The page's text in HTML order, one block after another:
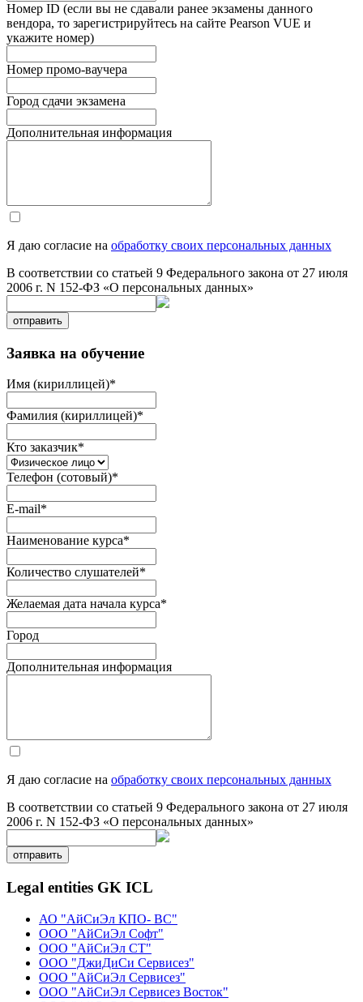
Номер ID (если вы не сдавали ранее экзамены данного
вендора, то зарегистрируйтесь на сайте Pearson VUE и
укажите номер)
Номер промо-ваучера
Город сдачи экзамена
Дополнительная информация
Я даю согласие на обработку своих персональных данных
В соответствии со статьей 9 Федерального закона от 27 июля
2006 г. N 152-ФЗ «О персональных данных»
отправить
Заявка на обучение
Имя (кириллицей)*
Фамилия (кириллицей)*
Кто заказчик*
Телефон (сотовый)*
E-mail*
Наименование курса*
Количество слушателей*
Желаемая дата начала курса*
Город
Дополнительная информация
Я даю согласие на обработку своих персональных данных
В соответствии со статьей 9 Федерального закона от 27 июля
2006 г. N 152-ФЗ «О персональных данных»
отправить
Legal entities GK ICL
АО "АйСиЭл КПО- ВС"
ООО "АйСиЭл Софт"
ООО "АйСиЭл СТ"
ООО "ДжиДиСи Сервисез"
ООО "АйСиЭл Сервисез"
ООО "АйСиЭл Сервисез Восток"